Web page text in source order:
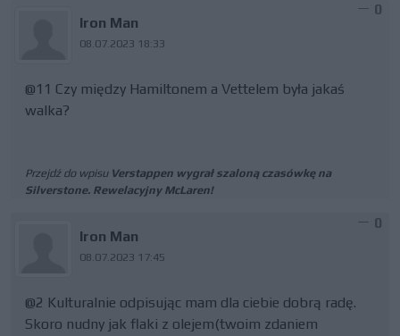
Iron Man
08.07.2023 18:33
0
@11 Czy między Hamiltonem a Vettelem była jakaś
walka?
Przejdź do wpisu Verstappen wygrał szaloną czasówkę na
Silverstone. Rewelacyjny McLaren!
Iron Man
08.07.2023 17:45
0
@2 Kulturalnie odpisując mam dla ciebie dobrą radę.
Skoro nudny jak flaki z olejem(twoim zdaniem